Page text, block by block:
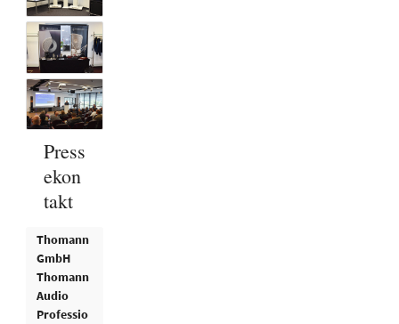
Press
ekon
takt
Thomann
GmbH
Thomann
Audio
Professio